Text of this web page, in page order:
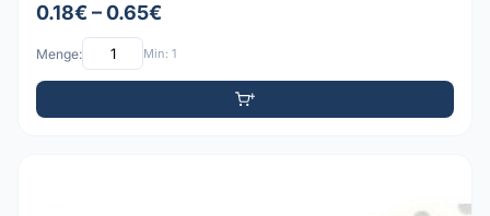
0.18€ – 0.65€
Menge: Min: 1